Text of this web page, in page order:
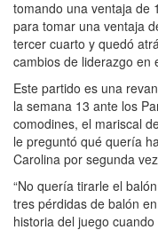
tomando una ventaja de
para tomar una ventaja
tercer cuarto y quedó
cambios de liderazgo en
Este partido es una
la semana 13 ante los
comodines, el mariscal
le preguntó qué quería
Carolina por segunda
“No quería tirarle el
tres pérdidas de balón
historia del juego cuando